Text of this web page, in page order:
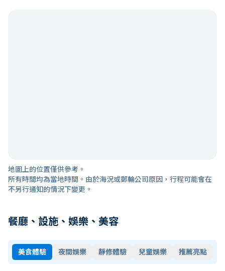
地圖上的位置僅供參考。
所有時間均為當地時間。由於海況或郵輪公司原因，行程可能會在
不另行通知的情況下變更。
餐廳、設施、娛樂、美容
美食體驗 夜間娛樂 靜修體驗 兒童娛樂 推薦亮點